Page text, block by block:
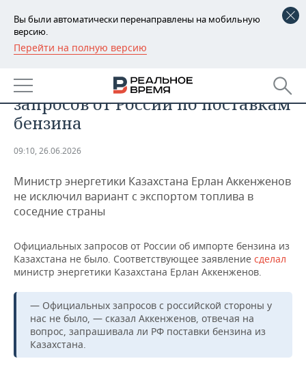
Вы были автоматически перенаправлены на мобильную
версию.
Перейти на полную версию
РЕГИОНЫ
БАШКОРТОСТАН
ТАТАРСТАН
НОВОСТИ
АНАЛИТИКА
ДЕКЛАРАЦИИ О ДОХОДАХ
КОРОЛИ ГОСЗАКАЗА ПФО
КОМУ ПРИНАДЛЕЖАТ
ТОРГОВЫЕ ЦЕНТРЫ
ТАТАРСТАНА
НОВОСТИ ЭКОНОМИКИ
ФИНАНСЫ
БЮДЖЕТ
ИНВЕСТИЦИИ
ПРОМЫШЛЕННОСТЬ
НОВОСТИ
ПРОМЫШЛЕННОСТИ
АГРОПРОМ
МАШИНОСТРОЕНИЕ
НЕФТЕХИМИЯ
НЕФТЬ
НЕДВИЖИМОСТЬ
НОВОСТИ АВТО
БИЗНЕС
НОВОСТИ БИЗНЕСА
РОЗНИЧНАЯ ТОРГОВЛЯ
ТЕХНОЛОГИИ
НОВОСТИ ТЕХНОЛОГИЙ
МЕРОПРИЯТИЯ
В Казахстане не получали
запросов от России по поставкам
бензина
09:10, 26.06.2026
Министр энергетики Казахстана Ерлан Аккенженов
не исключил вариант с экспортом топлива в
соседние страны
Официальных запросов от России об импорте бензина из
Казахстана не было. Соответствующее заявление сделал
министр энергетики Казахстана Ерлан Аккенженов.
— Официальных запросов с российской стороны у
нас не было, — сказал Аккенженов, отвечая на
вопрос, запрашивала ли РФ поставки бензина из
Казахстана.